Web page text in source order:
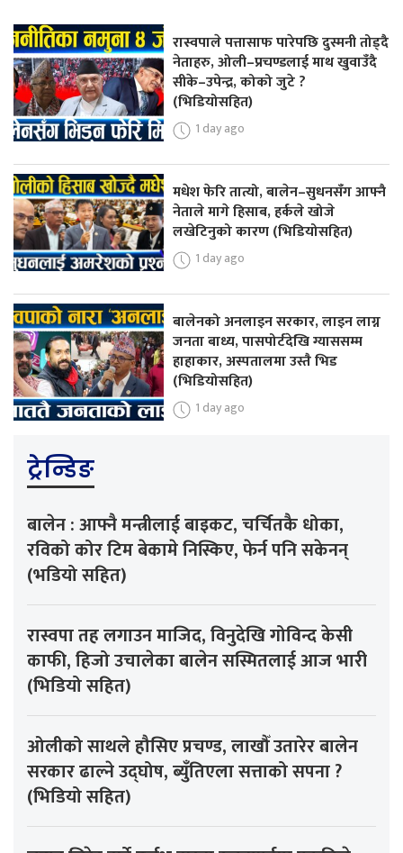
रास्वपाले पत्तासाफ पारेपछि दुस्मनी तोड्दै
नेताहरु, ओली–प्रचण्डलाई माथ खुवाउँदै
सीके–उपेन्द्र, कोको जुटे ?
(भिडियोसहित)
1 day ago
मधेश फेरि तात्यो, बालेन–सुधनसँग आफ्नै
नेताले मागे हिसाब, हर्कले खोजे
लखेटिनुको कारण (भिडियोसहित)
1 day ago
बालेनको अनलाइन सरकार, लाइन लाग्न
जनता बाध्य, पासपोर्टदेखि ग्याससम्म
हाहाकार, अस्पतालमा उस्तै भिड
(भिडियोसहित)
1 day ago
ट्रेन्डिङ
बालेन : आफ्नै मन्त्रीलाई बाइकट, चर्चितकै धोका,
रविको कोर टिम बेकामे निस्किए, फेर्न पनि सकेनन्
(भडियो सहित)
रास्वपा तह लगाउन माजिद, विनुदेखि गोविन्द केसी
काफी, हिजो उचालेका बालेन सस्मितलाई आज भारी
(भिडियो सहित)
ओलीको साथले हौसिए प्रचण्ड, लाखौँ उतारेर बालेन
सरकार ढाल्ने उद्घोष, ब्युँतिएला सत्ताको सपना ?
(भिडियो सहित)